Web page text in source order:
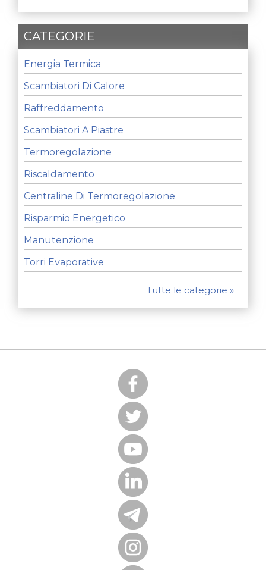
CATEGORIE
Energia Termica
Scambiatori Di Calore
Raffreddamento
Scambiatori A Piastre
Termoregolazione
Riscaldamento
Centraline Di Termoregolazione
Risparmio Energetico
Manutenzione
Torri Evaporative
Tutte le categorie »